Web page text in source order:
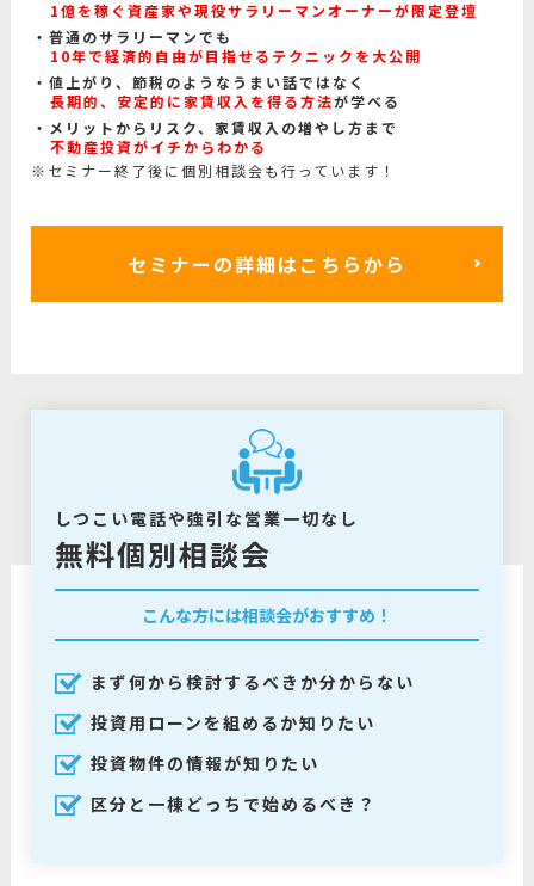
1億を稼ぐ資産家や現役サラリーマンオーナーが限定登壇
普通のサラリーマンでも
10年で経済的自由が目指せるテクニックを大公開
値上がり、節税のようなうまい話ではなく
長期的、安定的に家賃収入を得る方法が学べる
メリットからリスク、家賃収入の増やし方まで
不動産投資がイチからわかる
※セミナー終了後に個別相談会も行っています！
セミナーの詳細はこちらから
しつこい電話や強引な営業一切なし
無料個別相談会
こんな方には相談会がおすすめ！
まず何から検討するべきか分からない
投資用ローンを組めるか知りたい
投資物件の情報が知りたい
区分と一棟どっちで始めるべき？